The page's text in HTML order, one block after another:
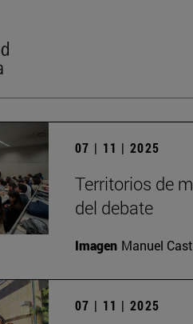
07 | 11 | 2025
Territorios de
del debate
Imagen Manuel
07 | 11 | 2025